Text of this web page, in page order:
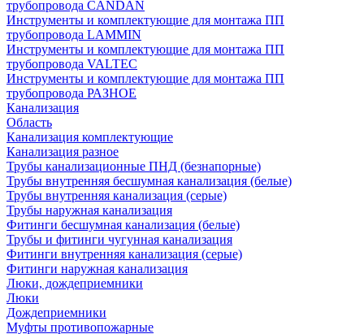
трубопровода CANDAN
Инструменты и комплектующие для монтажа ПП
трубопровода LAMMIN
Инструменты и комплектующие для монтажа ПП
трубопровода VALTEC
Инструменты и комплектующие для монтажа ПП
трубопровода РАЗНОЕ
Канализация
Область
Канализация комплектующие
Канализация разное
Трубы канализационные ПНД (безнапорные)
Трубы внутренняя бесшумная канализация (белые)
Трубы внутренняя канализация (серые)
Трубы наружная канализация
Фитинги бесшумная канализация (белые)
Трубы и фитинги чугунная канализация
Фитинги внутренняя канализация (серые)
Фитинги наружная канализация
Люки, дождеприемники
Люки
Дождеприемники
Муфты противопожарные